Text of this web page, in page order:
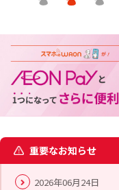
重要なお知らせ
2026年06月24日